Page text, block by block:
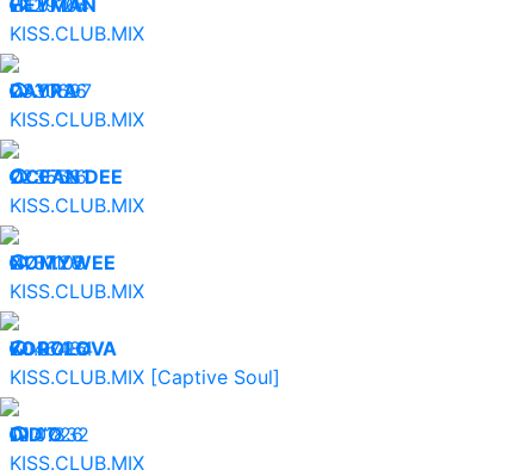
KISS.CLUB.MIX
23.07.26
30697
DAYRA
KISS.CLUB.MIX
22.07.26
35581
OCEAN DEE
KISS.CLUB.MIX
21.07.26
31103
NØMYWEE
KISS.CLUB.MIX
20.07.26
46484
KOROLOVA
KISS.CLUB.MIX [Captive Soul]
19.07.26
41832
DID’O
KISS.CLUB.MIX